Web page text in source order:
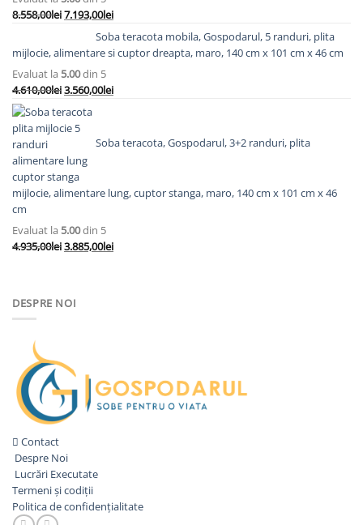
8.558,00leiPrețul
a
8.558,00lei.
7.193,00leiPrețul
curent
este:
7.193,00lei.
Soba teracota mobila, Gospodarul, 5 randuri, plita
mijlocie, alimentare si cuptor dreapta, maro, 140 cm x 101 cm x 46 cm
Evaluat la 5.00din 5
4.610,00leiPrețul
inițial
a
4.610,00lei.
3.560,00leiPrețul
3.560,00lei.
Soba teracota, Gospodarul, 3+2 randuri, plita
mijlocie, alimentare lung, cuptor stanga, maro, 140 cm x 101 cm x 46
cm
Evaluat la 5.00din 5
4.935,00leiPrețul
4.935,00lei.
3.885,00leiPrețul
DESPRE NOI
Contact
Despre Noi
Lucrări Executate
Termeni și codiții
Politica de confidențialitate